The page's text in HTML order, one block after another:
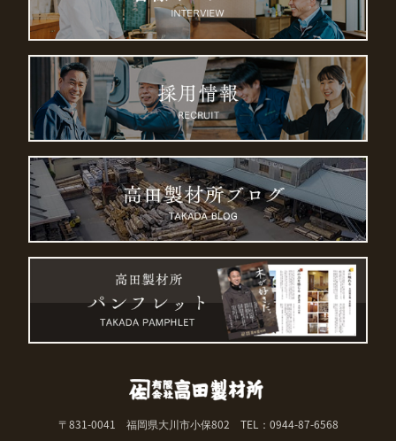
〒831-0041 福岡県大川市小保802 TEL：0944-87-6568